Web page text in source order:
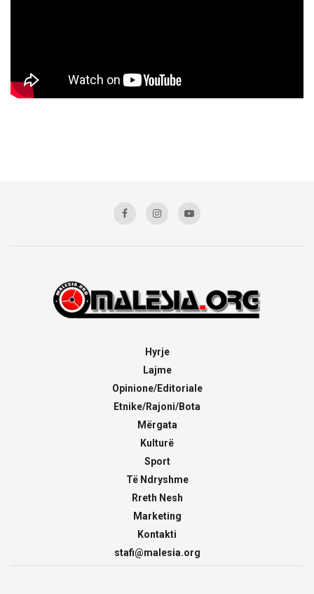
Hyrje
Lajme
Opinione/Editoriale
Etnike/Rajoni/Bota
Mërgata
Kulturë
Sport
Të Ndryshme
Rreth Nesh
Marketing
Kontakti
stafi@malesia.org